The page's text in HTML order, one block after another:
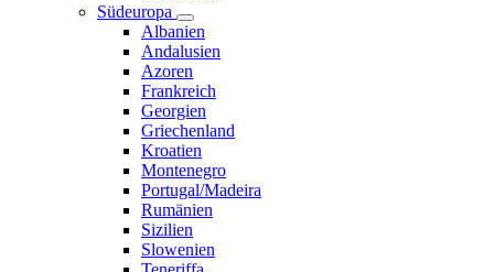
Südeuropa
Albanien
Andalusien
Azoren
Frankreich
Georgien
Griechenland
Kroatien
Montenegro
Portugal/Madeira
Rumänien
Sizilien
Slowenien